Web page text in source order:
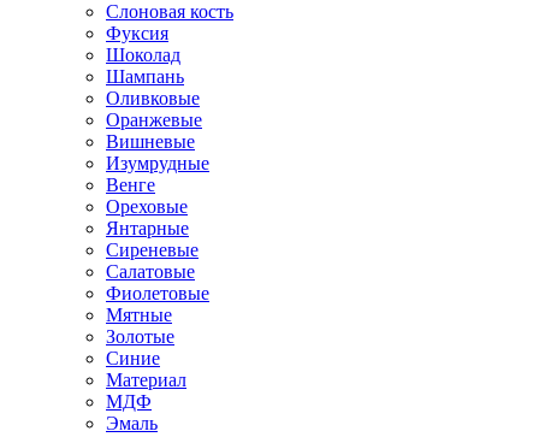
Слоновая кость
Фуксия
Шоколад
Шампань
Оливковые
Оранжевые
Вишневые
Изумрудные
Венге
Ореховые
Янтарные
Сиреневые
Салатовые
Фиолетовые
Мятные
Золотые
Синие
Материал
МДФ
Эмаль